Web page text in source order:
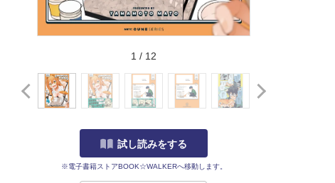
1 / 12
試し読みをする
※電子書籍ストアBOOK☆WALKERへ移動します。